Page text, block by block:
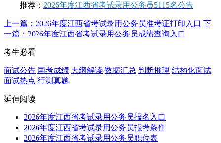
推荐： 2026年度江西省考试录用公务员5115名公告
上一篇：2026年度江西省考试录用公务员准考证打印入口 下
一篇：2026年度江西省考试录用公务员成绩查询入口
考生必看
面试公告 国考成绩 大纲解读 数据汇总 判断推理 结构化面试
面试热点 行测真题
延伸阅读
2026年度江西省考试录用公务员报名入口
2026年度江西省考试录用公务员报考条件
2026年度江西省考试录用公务员职位表